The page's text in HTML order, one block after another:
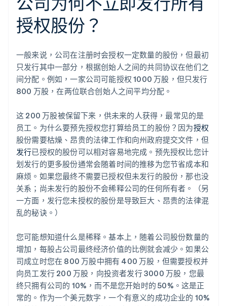
授权股份？
一般来说，公司在注册时会授权一定数量的股份，但最初
只发行其中一部分，根据创始人之间的共同协议在他们之
间分配。例如，一家公司可能授权 1000 万股，但只发行
800 万股，在两位联合创始人之间平均分配。
这 200 万股被保留下来，供未来的人获得，最常见的是
员工。为什么要预先授权您打算给员工的股份？因为授权
股份需要枯燥、昂贵的法律工作和向州政府提交文件，但
发行已授权的股份可以相对容易地完成。预先授权比您计
划发行的更多股份通常会随着时间的推移为您节省成本和
麻烦。如果您最终不需要已授权但未发行的股份，那也没
关系；尚未发行的股份不会稀释公司的任何所有者。（另
一方面，发行您未授权的股份是导致巨大、昂贵的法律混
乱的秘诀。）
您可能想知道什么是稀释。基本上，随着公司股份数量的
增加，每股占公司最终经济价值的比例就会减少。如果公
司成立时您在 800 万股中拥有 400 万股，但需要授权并
向员工发行 200 万股，向投资者发行 3000 万股，您最
终只拥有公司的 10%，而不是您开始时的 50%。这是正
常的。作为一个美元数字，一个有意义的成功企业的 10%